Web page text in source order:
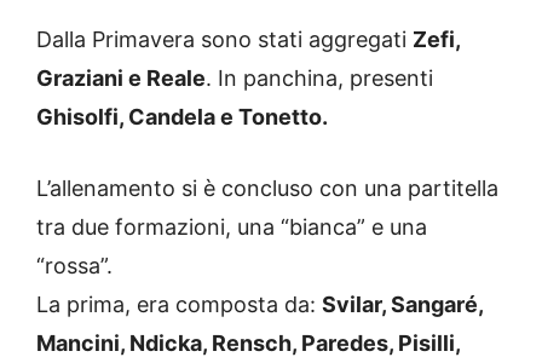
Dalla Primavera sono stati aggregati Zefi,
Graziani e Reale. In panchina, presenti
Ghisolfi, Candela e Tonetto.
L’allenamento si è concluso con una partitella
tra due formazioni, una “bianca” e una
“rossa”.
La prima, era composta da: Svilar, Sangaré,
Mancini, Ndicka, Rensch, Paredes, Pisilli,